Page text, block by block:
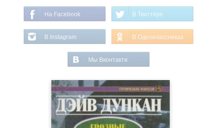
На Facebook В Твиттере
В Instagram В Одноклассниках
Мы Вконтакте